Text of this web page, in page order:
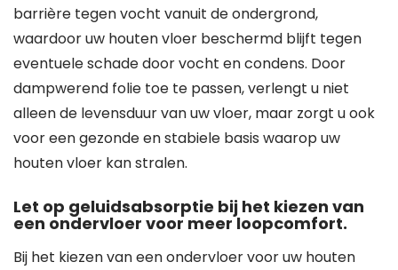
barrière tegen vocht vanuit de ondergrond,
waardoor uw houten vloer beschermd blijft tegen
eventuele schade door vocht en condens. Door
dampwerend folie toe te passen, verlengt u niet
alleen de levensduur van uw vloer, maar zorgt u ook
voor een gezonde en stabiele basis waarop uw
houten vloer kan stralen.
Let op geluidsabsorptie bij het kiezen van
een ondervloer voor meer loopcomfort.
Bij het kiezen van een ondervloer voor uw houten